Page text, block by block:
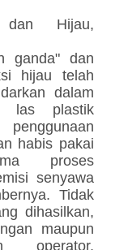
dan Hijau,
ganda" dan
hijau telah
dalam
las plastik
habis pakai
proses
senyawa
Tidak
dihasilkan,
maupun
operator,